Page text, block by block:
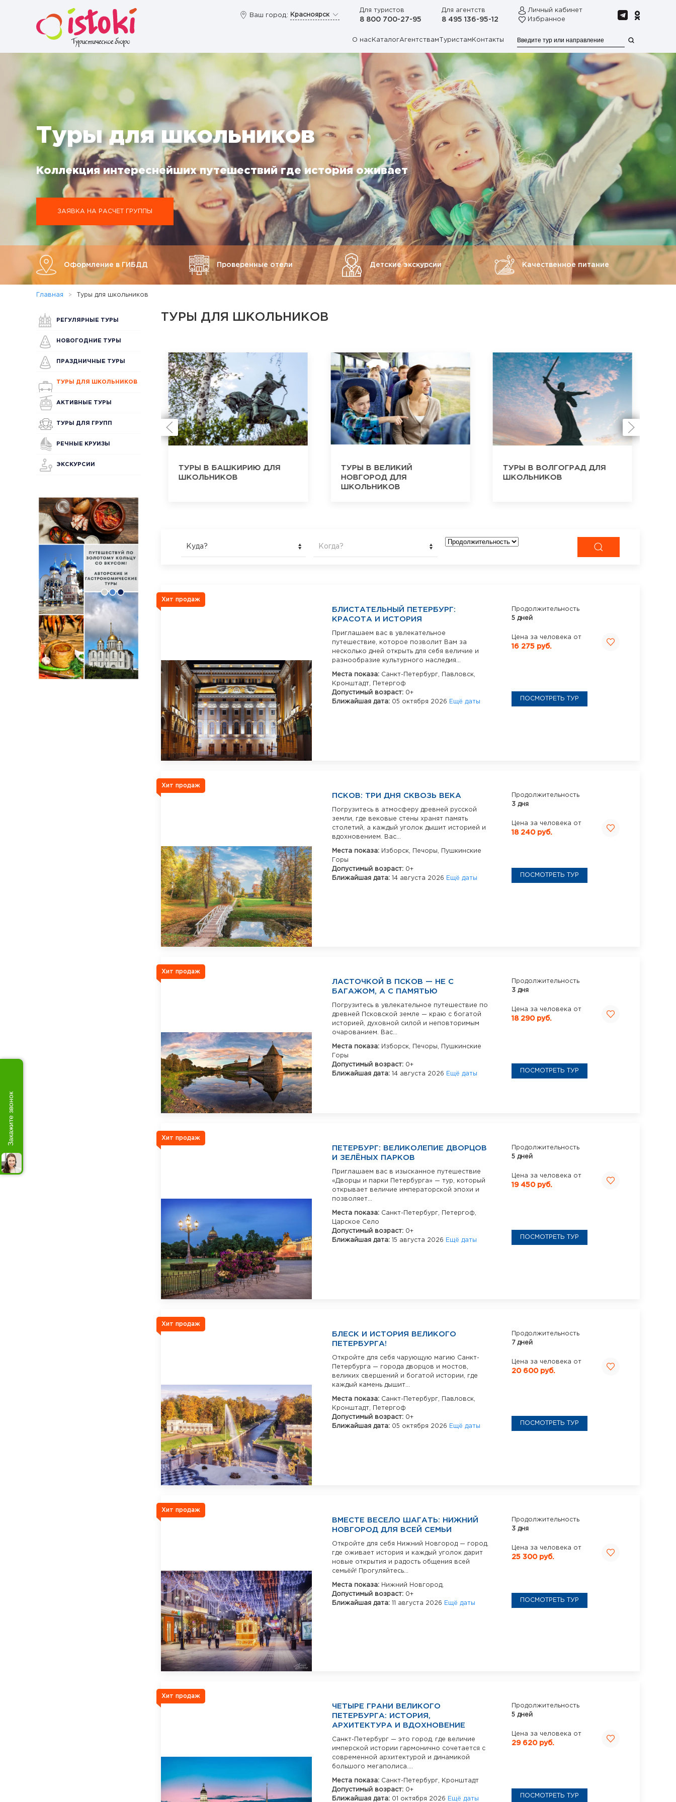
Ваш город: Красноярск
Для туристов
8 800 700-27-95
Для агентств
8 495 136-95-12
Личный кабинет
Избранное
О нас КаталогАгентствам Туристам Контакты
Туры для школьников
Коллекция интереснейших путешествий где история оживает
ЗАЯВКА НА РАСЧЕТ ГРУППЫ
Оформление в ГИБДД Проверенные отели Детские экскурсии Качественное питание
Главная Туры для школьников
ТУРЫ ДЛЯ ШКОЛЬНИКОВ
ТУРЫ НА БАЙКАЛ ДЛЯ
ТУРЫ В БАШКИРИЮ ДЛЯ
ШКОЛЬНИКОВ
ТУРЫ В ВЕЛИКИЙ
НОВГОРОД ДЛЯ
ШКОЛЬНИКОВ
ТУРЫ В ВОЛГОГРАД ДЛЯ
ШКОЛЬНИКОВ
Куда? Когда?
Хит продаж
БЛИСТАТЕЛЬНЫЙ ПЕТЕРБУРГ:
КРАСОТА И ИСТОРИЯ
Приглашаем вас в увлекательное
путешествие, которое позволит Вам за
несколько дней открыть для себя величие и
разнообразие культурного наследия...
Места показа: Санкт-Петербург,
Павловск,
Кронштадт,
Петергоф
Допустимый возраст: 0+
Ближайшая дата: 05 октября 2026 Ещё даты
Продолжительность
5 дней
Цена за человека от
16 275 руб.
ПОСМОТРЕТЬ ТУР
Хит продаж
ПСКОВ: ТРИ ДНЯ СКВОЗЬ ВЕКА
Погрузитесь в атмосферу древней русской
земли, где вековые стены хранят память
столетий, а каждый уголок дышит историей и
вдохновением. Вас...
Места показа: Изборск, Печоры,
Пушкинские
Горы
Допустимый возраст: 0+
Ближайшая дата: 14 августа 2026 Ещё даты
Продолжительность
3 дня
Цена за человека от
18 240 руб.
ПОСМОТРЕТЬ ТУР
Хит продаж
ЛАСТОЧКОЙ В ПСКОВ — НЕ С
БАГАЖОМ, А С ПАМЯТЬЮ
Погрузитесь в увлекательное путешествие по
древней Псковской земле — краю с богатой
историей, духовной силой и неповторимым
очарованием. Вас...
Места показа: Изборск, Печоры,
Пушкинские
Горы
Допустимый возраст: 0+
Ближайшая дата: 14 августа 2026 Ещё даты
Продолжительность
3 дня
Цена за человека от
18 290 руб.
ПОСМОТРЕТЬ ТУР
Хит продаж
ПЕТЕРБУРГ: ВЕЛИКОЛЕПИЕ ДВОРЦОВ
И ЗЕЛЁНЫХ ПАРКОВ
Приглашаем вас в изысканное путешествие
«Дворцы и парки Петербурга» — тур, который
открывает величие императорской эпохи и
позволяет...
Места показа: Санкт-Петербург,
Петергоф,
Царское Село
Допустимый возраст: 0+
Ближайшая дата: 15 августа 2026 Ещё даты
Продолжительность
5 дней
Цена за человека от
19 450 руб.
ПОСМОТРЕТЬ ТУР
Хит продаж
БЛЕСК И ИСТОРИЯ ВЕЛИКОГО
ПЕТЕРБУРГА!
Откройте для себя чарующую магию Санкт-
Петербурга — города дворцов и мостов,
великих свершений и богатой истории, где
каждый камень дышит...
Места показа: Санкт-Петербург,
Павловск,
Кронштадт,
Петергоф
Допустимый возраст: 0+
Ближайшая дата: 05 октября 2026 Ещё даты
Продолжительность
7 дней
Цена за человека от
20 600 руб.
ПОСМОТРЕТЬ ТУР
Хит продаж
ВМЕСТЕ ВЕСЕЛО ШАГАТЬ: НИЖНИЙ
НОВГОРОД ДЛЯ ВСЕЙ СЕМЬИ
Откройте для себя Нижний Новгород — город,
где оживает история и каждый уголок дарит
новые открытия и радость общения всей
семьёй! Прогуляйтесь...
Места показа: Нижний Новгород,
Допустимый возраст: 0+
Ближайшая дата: 11 августа 2026 Ещё даты
Продолжительность
3 дня
Цена за человека от
25 300 руб.
ПОСМОТРЕТЬ ТУР
Хит продаж
ЧЕТЫРЕ ГРАНИ ВЕЛИКОГО
ПЕТЕРБУРГА: ИСТОРИЯ,
АРХИТЕКТУРА И ВДОХНОВЕНИЕ
Санкт-Петербург — это город, где величие
имперской истории гармонично сочетается с
современной архитектурой и динамикой
большого мегаполиса....
Места показа: Санкт-Петербург,
Кронштадт
Допустимый возраст: 0+
Ближайшая дата: 01 октября 2026 Ещё даты
Продолжительность
5 дней
Цена за человека от
29 620 руб.
ПОСМОТРЕТЬ ТУР
РЕГУЛЯРНЫЕ ТУРЫ
НОВОГОДНИЕ ТУРЫ
ПРАЗДНИЧНЫЕ ТУРЫ
ТУРЫ ДЛЯ ШКОЛЬНИКОВ
АКТИВНЫЕ ТУРЫ
ТУРЫ ДЛЯ ГРУПП
РЕЧНЫЕ КРУИЗЫ
ЭКСКУРСИИ
Закажите звонок